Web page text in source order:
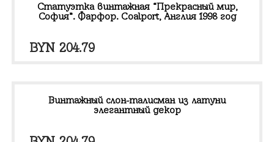
BYN 400.00.
Статуэтка винтажная “Прекрасный мир,
София”. Фарфор. Coalport, Англия 1998 год
BYN 204.79
Винтажный слон-талисман из латуни
элегантный декор